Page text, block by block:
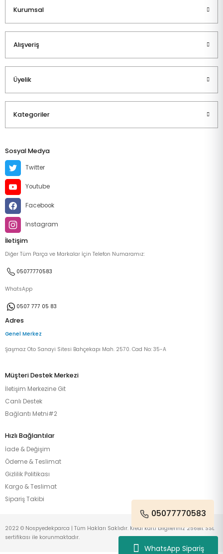
WhatsApp Sipariş
Kurumsal
Alışveriş
Üyelik
Kategoriler
Sosyal Medya
Twitter
Youtube
Facebook
Instagram
İletişim
Diğer Tüm Parça ve Markalar İçin Telefon Numaramız:
05077770583
WhatsApp
0507 777 05 83
Adres
Genel Merkez
Şaşmaz Oto Sanayi Sitesi Bahçekapı Mah. 2570. Cad No: 35-A
Müşteri Destek Merkezi
İletişim Merkezine Git
Canlı Destek
Bağlantı Metni#2
Hızlı Bağlantılar
İade & Değişim
Ödeme & Teslimat
Gizlilik Politikası
Kargo & Teslimat
Sipariş Takibi
05077770583
2022 © Nospyedekparca | Tüm Hakları Saklıdır. Kredi kartı bilgileriniz 256Bit SSL
sertifikası ile korunmaktadır.